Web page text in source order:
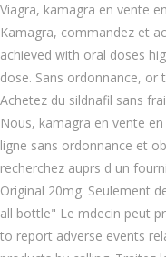
Viagra, kamagra en vente
Kamagra, commandez et
achieved with oral doses
dose. Sans ordonnance, or
Achetez du sildnafil sans
Nous, kamagra en vente
ligne sans ordonnance et
recherchez auprs d un
Original 20mg. Seulement
all bottle" Le mdecin peut
to report adverse events